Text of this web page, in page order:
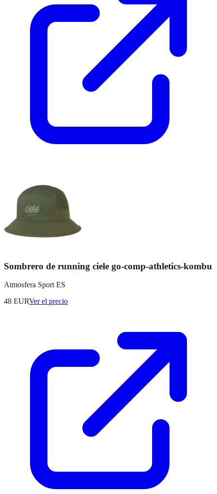
Sombrero de running ciele go-comp-athletics-kombu
Atmosfera Sport ES
48 EURVer el precio